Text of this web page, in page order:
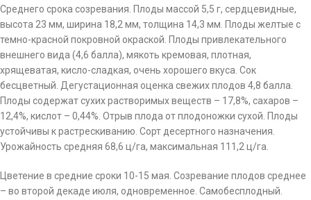
Среднего срока созревания. Плоды массой 5,5 г, сердцевидные,
высота 23 мм, ширина 18,2 мм, толщина 14,3 мм. Плоды желтые с
темно-красной покровной окраской. Плоды привлекательного
внешнего вида (4,6 балла), мякоть кремовая, плотная,
хрящеватая, кисло-сладкая, очень хорошего вкуса. Сок
бесцветный. Дегустационная оценка свежих плодов 4,8 балла.
Плоды содержат сухих растворимых веществ – 17,8%, сахаров –
12,4%, кислот – 0,44%. Отрыв плода от плодоножки сухой. Плоды
устойчивы к растрескиванию. Сорт десертного назначения.
Урожайность средняя 68,6 ц/га, максимальная 111,2 ц/га.
Цветение в средние сроки 10-15 мая. Созревание плодов среднее
– во второй декаде июля, одновременное. Самобесплодный.